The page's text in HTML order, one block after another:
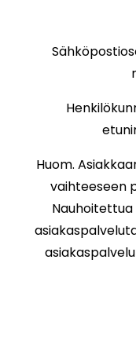
Huom.
vaihteeseen